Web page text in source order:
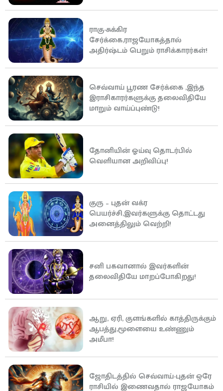
ராகு-சுக்கிர
சேர்க்கை,ராஜயோகத்தால்
அதிர்ஷ்டம் பெறும் ராசிக்காரர்கள்!
செவ்வாய் பூரண சேர்க்கை ,இந்த
இராசிகாரர்களுக்கு தலைவிதியே
மாறும் வாய்ப்புண்டு!
தோனியின் ஓய்வு தொடர்பில்
வெளியான அறிவிப்பு!
குரு – புதன் வக்ர
பெயர்ச்சி,இவர்களுக்கு தொட்டது
அனைத்திலும் வெற்றி!
சனி பகவானால் இவர்களின்
தலைவிதியே மாறப்போகிறது!
ஆறு, ஏரி, குளங்களில் காத்திருக்கும்
ஆபத்து,மூளையை உண்ணும்
அமீபா!
ஜோதிடத்தில் செவ்வாய்-புதன் ஒரே
ராசியில் இணைவதால் ராஜயோகம்